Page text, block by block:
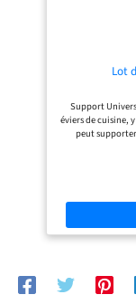
Lot
Support
éviers de cuisine,
peut
empêchant
réparations
Qualité :
rouillent pas, ne
conditions
encastré sont
pouces (71-100